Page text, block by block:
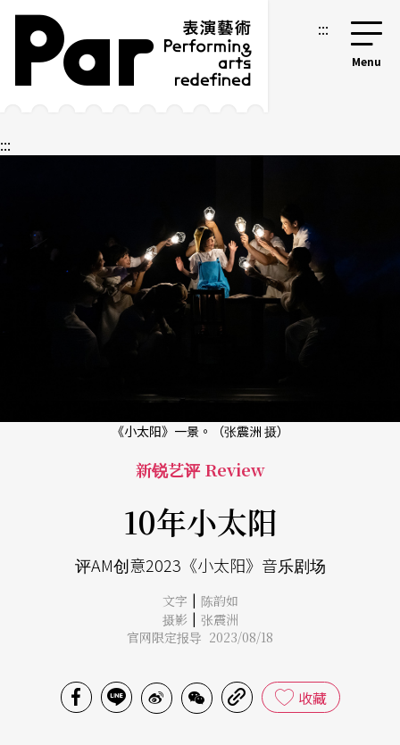
跳到主要内容区块
网站导览 :::
:::
《小太阳》一景。（张震洲 摄）
新锐艺评 Review
10年小太阳
评AM创意2023《小太阳》音乐剧场
文字 | 陈韵如
摄影 | 张震洲
官网限定报导 2023/08/18
收藏